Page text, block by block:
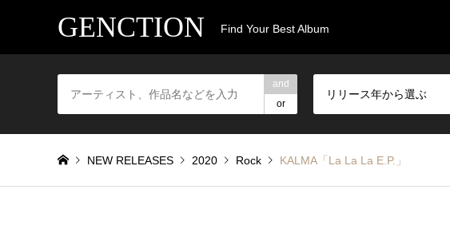
GENCTION Find Your Best Album
and
or
リリース年から選ぶ
NEW RELEASES 2020 Rock KALMA「La La La E.P.」